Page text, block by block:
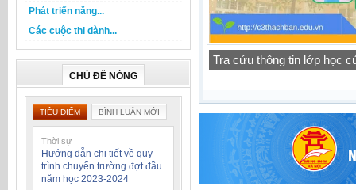
Phát triển năng...
Các cuộc thi dành...
CHỦ ĐỀ NÓNG
TIÊU ĐIỂM BÌNH LUẬN MỚI
Thời sự
Hướng dẫn chi tiết về quy
trình chuyển trường đợt đầu
năm học 2023-2024
Thông báo lịch tập trung